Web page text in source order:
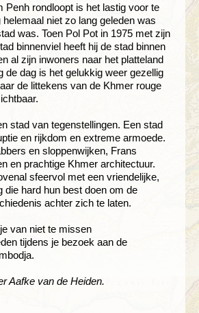
Penh rondloopt is het lastig voor te
niet zo lang geleden was
was. Toen Pol Pot in 1975 met zijn
binnenviel heeft hij de stad binnen
al zijn inwoners naar het platteland
de dag is het gelukkig weer gezellig
de littekens van de Khmer rouge
stad van tegenstellingen. Een stad
en rijkdom en extreme armoede.
en sloppenwijken, Frans
en prachtige Khmer architectuur.
sfeervol met een vriendelijke,
die hard hun best doen om de
achter zich te laten.
van niet te missen
tijdens je bezoek aan de
Aafke van de Heiden.